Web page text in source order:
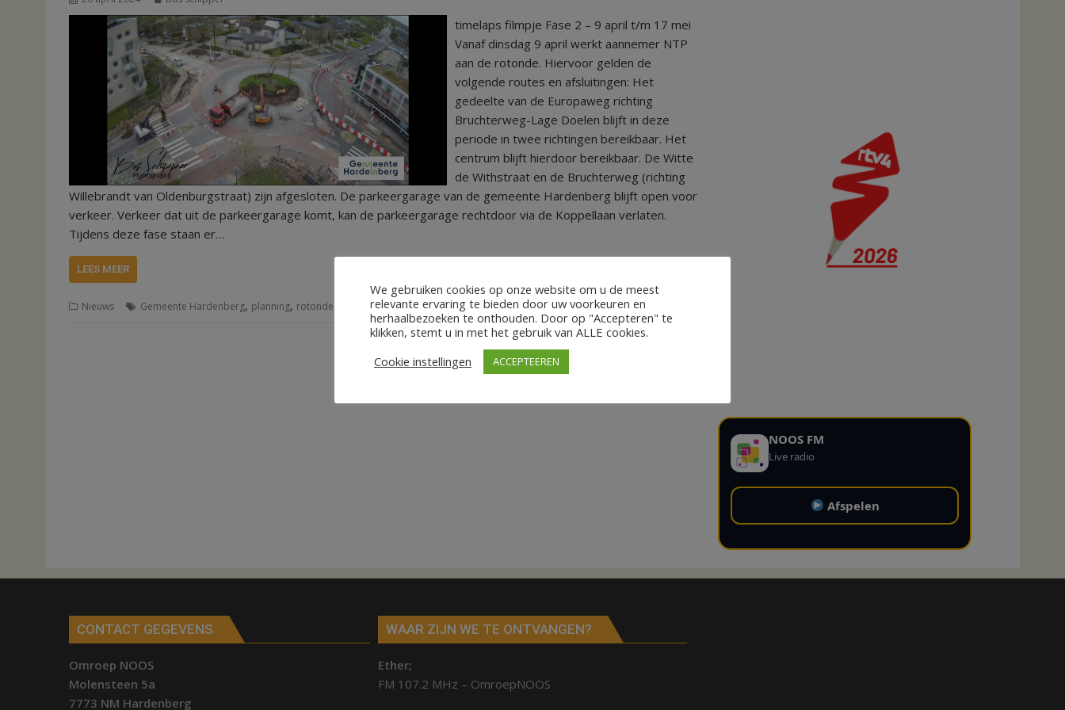
timelaps filmpje Fase 2 – 9 april t/m 17 mei
Vanaf dinsdag 9 april werkt aannemer NTP
aan de rotonde. Hiervoor gelden de
volgende routes en afsluitingen: Het
gedeelte van de Europaweg richting
Bruchterweg-Lage Doelen blijft in deze
periode in twee richtingen bereikbaar. Het
centrum blijft hierdoor bereikbaar. De Witte
de Withstraat en de Bruchterweg (richting
Willebrandt van Oldenburgstraat) zijn afgesloten. De parkeergarage van de gemeente Hardenberg blijft open voor
verkeer. Verkeer dat uit de parkeergarage komt, kan de parkeergarage rechtdoor via de Koppellaan verlaten.
Tijdens deze fase staan er…
LEES MEER
Nieuws Gemeente Hardenberg, planning, rotonde
NOOS FM
Live radio
Afspelen
CONTACT GEGEVENS
Omroep NOOS
Molensteen 5a
7773 NM Hardenberg
WAAR ZIJN WE TE ONTVANGEN?
Ether;
FM 107.2 MHz – OmroepNOOS
We gebruiken cookies op onze website om u de meest
relevante ervaring te bieden door uw voorkeuren en
herhaalbezoeken te onthouden. Door op "Accepteren" te
klikken, stemt u in met het gebruik van ALLE cookies.
Cookie instellingen
ACCEPTEEREN